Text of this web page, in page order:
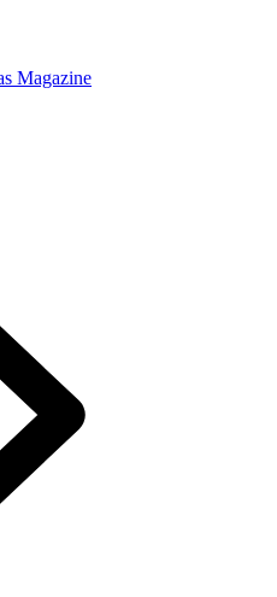
Magazine